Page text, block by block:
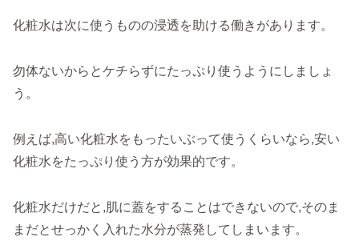
化粧水は次に使うものの浸透を助ける働きがあります。
勿体ないからとケチらずにたっぷり使うようにしましょ
う。
例えば,高い化粧水をもったいぶって使うくらいなら,安い
化粧水をたっぷり使う方が効果的です。
化粧水だけだと,肌に蓋をすることはできないので,そのま
まだとせっかく入れた水分が蒸発してしまいます。